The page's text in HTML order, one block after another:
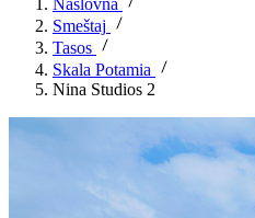
Naslovna
Smeštaj
Tasos
Skala Potamia
Nina Studios 2